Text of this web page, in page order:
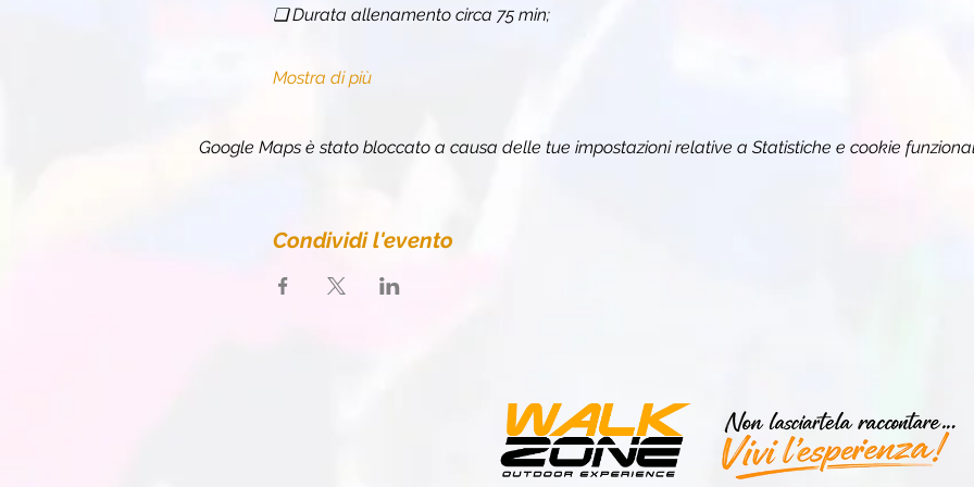
❏ Durata allenamento circa 75 min;
Mostra di più
Google Maps è stato bloccato a causa delle tue impostazioni relative a Statistiche e cookie
Condividi l'evento